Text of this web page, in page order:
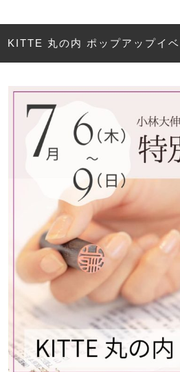
KITTE 丸の内 ポップアップイベ